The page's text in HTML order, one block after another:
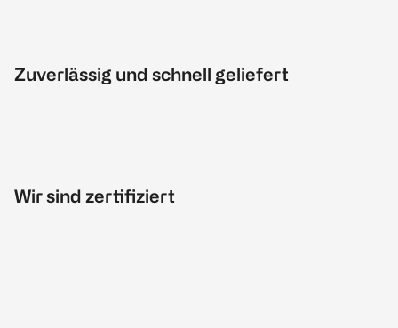
Zuverlässig und schnell geliefert
Wir sind zertifiziert